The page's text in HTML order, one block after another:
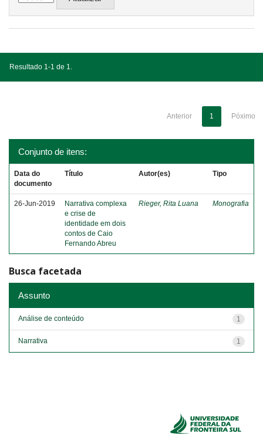
Resultado 1-1 de 1.
Anterior 1 Póximo
Conjunto de itens:
Data do
documento
Título Autor(es) Tipo
26-Jun-2019
Narrativa complexa
e crise de
identidade em dois
contos de Caio
Fernando Abreu
Rieger, Rita Luana Monografia
Busca facetada
Assunto
1
Análise de conteúdo
1
Narrativa